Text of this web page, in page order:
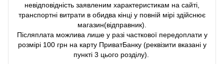
невідповідність заявленим характеристикам на сайті,
транспортні витрати в обидва кінці у повній мірі здійснює
магазин(відправник).
Післяплата можлива лише у разі часткової передоплати у
розмірі 100 грн на карту ПриватБанку (реквізити вказані у
пункті 3 цього розділу).